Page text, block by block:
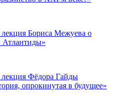
Бориса Межуева о
Атлантиды»
лекция Фёдора Гайды
опрокинутая в будущее»